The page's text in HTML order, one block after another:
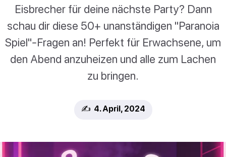
Eisbrecher für deine nächste Party? Dann
schau dir diese 50+ unanständigen "Paranoia
Spiel"-Fragen an! Perfekt für Erwachsene, um
den Abend anzuheizen und alle zum Lachen
zu bringen.
✍️ 4. April, 2024